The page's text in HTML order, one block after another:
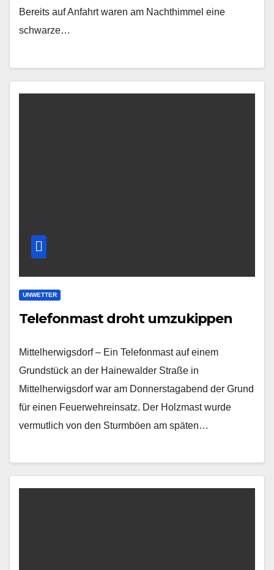
Bereits auf Anfahrt waren am Nachthimmel eine
schwarze…
UNWETTER
Telefonmast droht umzukippen
Mittelherwigsdorf – Ein Telefonmast auf einem
Grundstück an der Hainewalder Straße in
Mittelherwigsdorf war am Donnerstagabend der Grund
für einen Feuerwehreinsatz. Der Holzmast wurde
vermutlich von den Sturmböen am späten…